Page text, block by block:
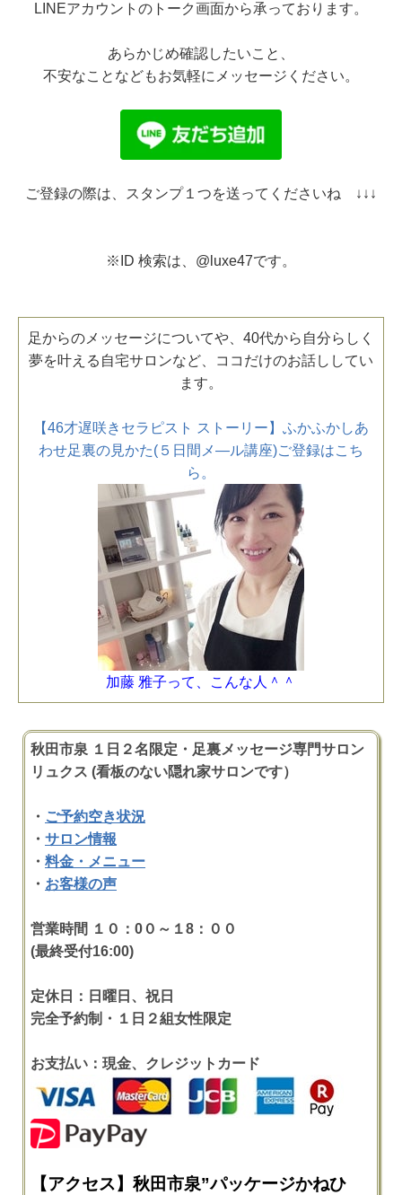
LINEアカウントのトーク画面から承っております。
あらかじめ確認したいこと、
不安なことなどもお気軽にメッセージください。
ご登録の際は、スタンプ１つを送ってくださいね ↓↓↓
※ID 検索は、@luxe47です。
足からのメッセージについてや、40代から自分らしく
夢を叶える自宅サロンなど、ココだけのお話ししてい
ます。
【46才遅咲きセラピスト ストーリー】ふかふかしあ
わせ足裏の見かた(５日間メ―ル講座)ご登録はこち
ら。
加藤 雅子って、こんな人＾＾
秋田市泉 １日２名限定・足裏メッセージ専門サロン
リュクス (看板のない隠れ家サロンです）
・ ご予約空き状況
・ サロン情報
・ 料金・メニュー
・ お客様の声
営業時間 １０：0０～１8：００
(最終受付16:00)
定休日：日曜日、祝日
完全予約制・１日２組女性限定
お支払い：現金、クレジットカード
【アクセス】秋田市泉”パッケージかねひ